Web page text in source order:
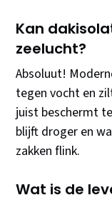
Kan
zeelucht?
Absoluut!
tegen vocht en
juist beschermt
blijft droger en
zakken flink.
Wat is de